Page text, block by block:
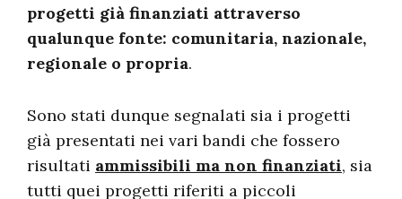
progetti già finanziati attraverso
qualunque fonte: comunitaria, nazionale,
regionale o propria.
Sono stati dunque segnalati sia i progetti
già presentati nei vari bandi che fossero
risultati ammissibili ma non finanziati, sia
tutti quei progetti riferiti a piccoli